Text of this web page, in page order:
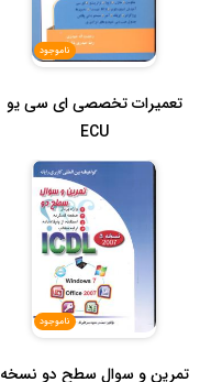
ناموجود
تعمیرات تخصصی ای سی یو
ECU
ناموجود
تمرین و سوال سطح دو نسخه